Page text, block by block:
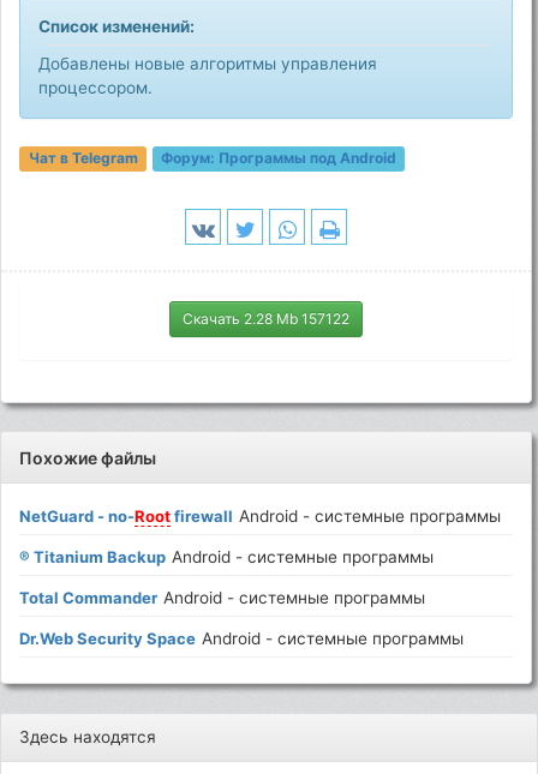
Список изменений:
Добавлены новые алгоритмы управления
процессором.
Чат в Telegram Форум: Программы под Android
Скачать 2.28 Mb 157122
Похожие файлы
NetGuard - no-Rootfirewall Android - системные программы
® Titanium Backup Android - системные программы
Total Commander Android - системные программы
Dr.Web Security Space Android - системные программы
Здесь находятся